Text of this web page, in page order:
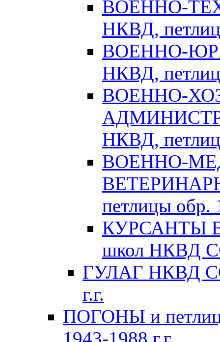
ВОЕННО-
НКВД,
ВОЕННО-
НКВД,
ВОЕННО-
НКВД,
ВОЕННО-
петлицы обр.
КУРСАНТЫ
школ НКВД
ГУЛАГ НКВД
г.г.
ПОГОНЫ и